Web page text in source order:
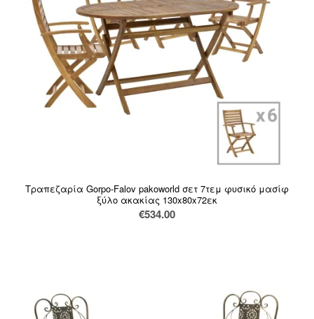
Τραπεζαρία Gorpo-Falov pakoworld σετ 7τεμ φυσικό μασίφ
ξύλο ακακίας 130x80x72εκ
€534.00